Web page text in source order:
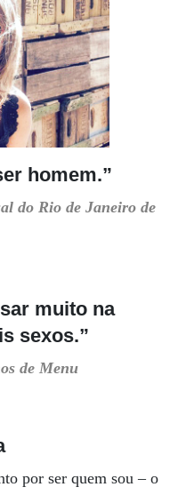
homem.”
do Rio de Janeiro de
muito na
sexos.”
de Menu
por ser quem sou – o